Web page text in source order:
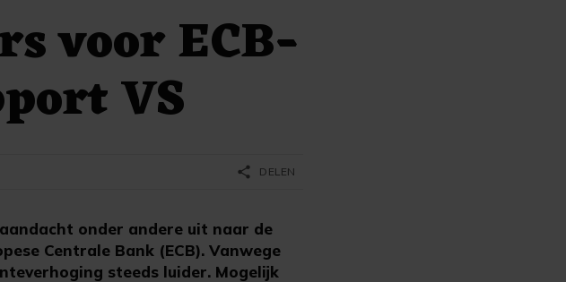
voor ECB-
VS
onder andere uit naar de
Centrale Bank (ECB). Vanwege
steeds luider. Mogelijk
share DELEN